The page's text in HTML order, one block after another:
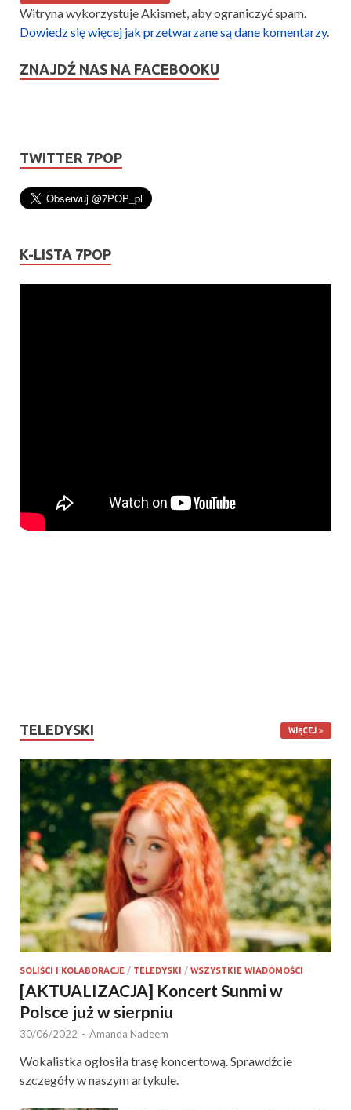
Witryna wykorzystuje Akismet, aby ograniczyć spam.
Dowiedz się więcej jak przetwarzane są dane komentarzy.
ZNAJDŹ NAS NA FACEBOOKU
TWITTER 7POP
K-LISTA 7POP
TELEDYSKI WIĘCEJ
SOLIŚCI I KOLABORACJE / TELEDYSKI / WSZYSTKIE WIADOMOŚCI
[AKTUALIZACJA] Koncert Sunmi w
Polsce już w sierpniu
30/06/2022 - Amanda Nadeem
Wokalistka ogłosiła trasę koncertową. Sprawdźcie
szczegóły w naszym artykule.